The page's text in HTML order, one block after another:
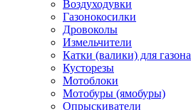
Воздуходувки
Газонокосилки
Дровоколы
Измельчители
Катки (валики) для газона
Кусторезы
Мотоблоки
Мотобуры (ямобуры)
Опрыскиватели